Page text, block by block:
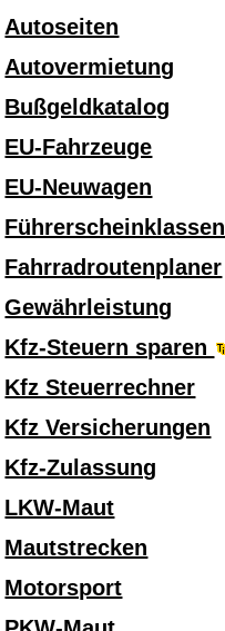
Autoseiten
Autovermietung
Bußgeldkatalog
EU-Fahrzeuge
EU-Neuwagen
Führerscheinklassen
Fahrradroutenplaner
Gewährleistung
Kfz-Steuern sparen
Kfz Steuerrechner
Kfz Versicherungen
Kfz-Zulassung
LKW-Maut
Mautstrecken
Motorsport